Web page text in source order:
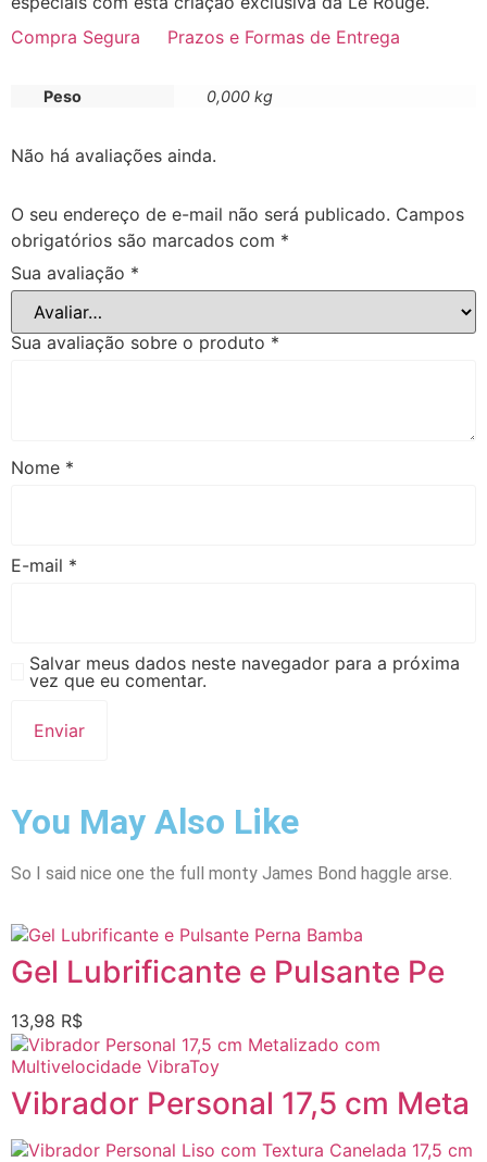
Compra Segura
Prazos e Formas de Entrega
Peso 0,000 kg
Não há avaliações ainda.
O seu endereço de e-mail não será publicado. Campos
obrigatórios são marcados com *
Sua avaliação *
Sua avaliação sobre o produto *
Nome *
E-mail *
Salvar meus dados neste navegador para a próxima
vez que eu comentar.
You May Also Like
So I said nice one the full monty James Bond haggle arse.
Gel Lubrificante e Pulsante Pe
13,98 R$
Vibrador Personal 17,5 cm Meta